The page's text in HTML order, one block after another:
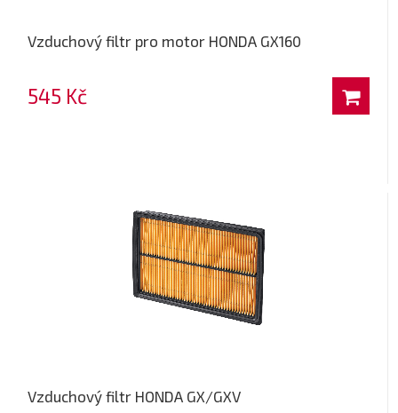
Vzduchový filtr pro motor HONDA GX160
545 Kč
Vzduchový filtr HONDA GX/GXV